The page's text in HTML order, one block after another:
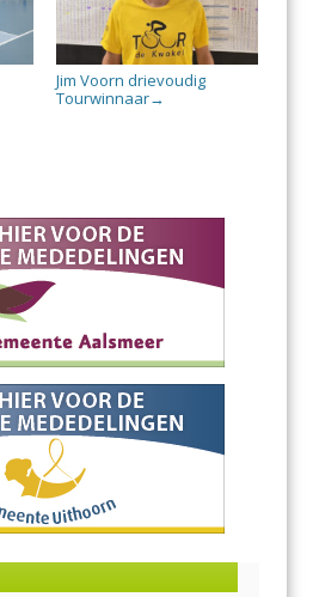
Jim Voorn drievoudig
Tourwinnaar→